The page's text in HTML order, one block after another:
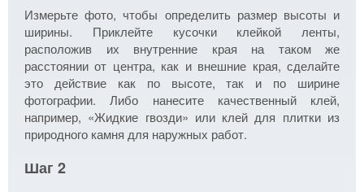
Измерьте фото, чтобы определить размер высоты и
ширины. Приклейте кусочки клейкой ленты,
расположив их внутренние края на таком же
расстоянии от центра, как и внешние края, сделайте
это действие как по высоте, так и по ширине
фотографии. Либо нанесите качественный клей,
например, «Жидкие гвозди» или клей для плитки из
природного камня для наружных работ.
Шаг 2